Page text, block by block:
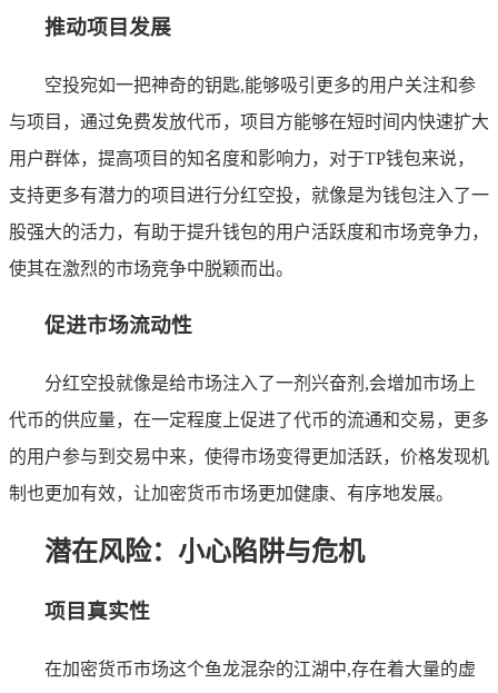
推动项目发展
空投宛如一把神奇的钥匙,能够吸引更多的用户关注和参
与项目，通过免费发放代币，项目方能够在短时间内快速扩大
用户群体，提高项目的知名度和影响力，对于TP钱包来说，
支持更多有潜力的项目进行分红空投，就像是为钱包注入了一
股强大的活力，有助于提升钱包的用户活跃度和市场竞争力，
使其在激烈的市场竞争中脱颖而出。
促进市场流动性
分红空投就像是给市场注入了一剂兴奋剂,会增加市场上
代币的供应量，在一定程度上促进了代币的流通和交易，更多
的用户参与到交易中来，使得市场变得更加活跃，价格发现机
制也更加有效，让加密货币市场更加健康、有序地发展。
潜在风险：小心陷阱与危机
项目真实性
在加密货币市场这个鱼龙混杂的江湖中,存在着大量的虚